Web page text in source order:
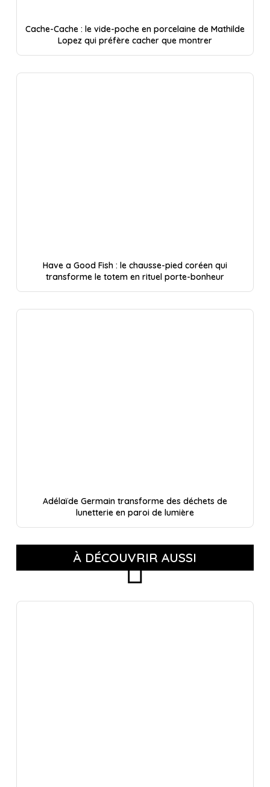
Cache-Cache : le vide-poche en porcelaine de Mathilde
Lopez qui préfère cacher que montrer
Have a Good Fish : le chausse-pied coréen qui
transforme le totem en rituel porte-bonheur
Adélaïde Germain transforme des déchets de
lunetterie en paroi de lumière
À DÉCOUVRIR AUSSI